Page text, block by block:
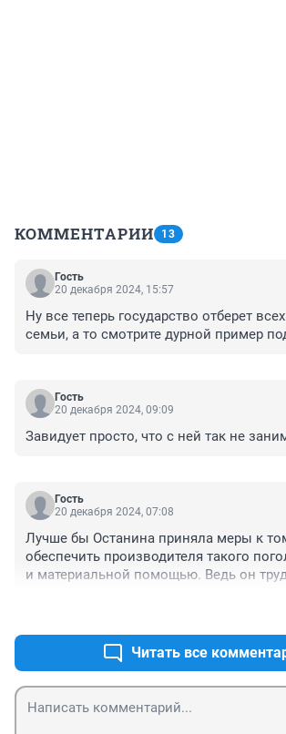
КОММЕНТАРИИ 13
Гость
20 декабря 2024, 15:57
Ну все теперь государство отберет
семьи, а то смотрите дурной пример
Гость
20 декабря 2024, 09:09
Завидует просто, что с ней так не
Гость
20 декабря 2024, 07:08
Лучше бы Останина приняла меры к
обеспечить производителя такого
и материальной помощью. Ведь он
пример другим наука...". И хорошо, что
известен в год семьи. И о нем надо
всем со школьных лет.
Читать все